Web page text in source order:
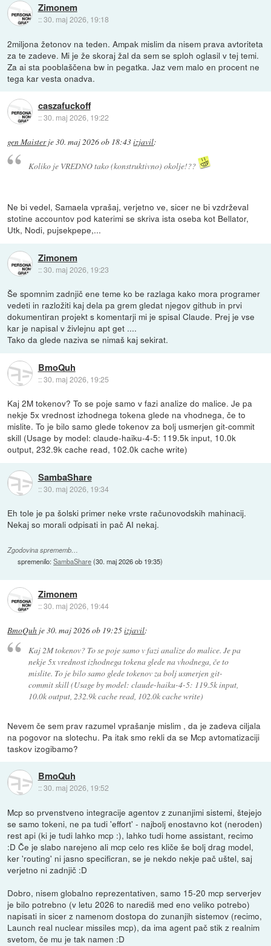
Zimonem
::30. maj 2026, 19:18
2miljona žetonov na teden. Ampak mislim da nisem prava avtoriteta
za te zadeve. Mi je že skoraj žal da sem se sploh oglasil v tej temi.
Za ai sta pooblaščena bw in pegatka. Jaz vem malo en procent ne
tega kar vesta onadva.
caszafuckoff
::30. maj 2026, 19:22
gen Maisterje30. maj 2026 ob 18:43izjavil:
Koliko je VREDNO tako (konstruktivno) okolje!??
Ne bi vedel, Samaela vprašaj, verjetno ve, sicer ne bi vzdrževal
stotine accountov pod katerimi se skriva ista oseba kot Bellator,
Utk, Nodi, pujsekpepe,...
Zimonem
::30. maj 2026, 19:23
Še spomnim zadnjič ene teme ko be razlaga kako mora programer
vedeti in razložiti kaj dela pa grem gledat njegov github in prvi
dokumentiran projekt s komentarji mi je spisal Claude. Prej je vse
kar je napisal v živlejnu apt get ....
Tako da glede naziva se nimaš kaj sekirat.
BmoQuh
::30. maj 2026, 19:25
Kaj 2M tokenov? To se poje samo v fazi analize do malice. Je pa
nekje 5x vrednost izhodnega tokena glede na vhodnega, če to
mislite. To je bilo samo glede tokenov za bolj usmerjen git-commit
skill (Usage by model: claude-haiku-4-5: 119.5k input, 10.0k
output, 232.9k cache read, 102.0k cache write)
SambaShare
::30. maj 2026, 19:34
Eh tole je pa šolski primer neke vrste računovodskih mahinacij.
Nekaj so morali odpisati in pač AI nekaj.
Zgodovina sprememb…
spremenilo:SambaShare(30. maj 2026 ob 19:35)
Zimonem
::30. maj 2026, 19:44
BmoQuh je30. maj 2026 ob 19:25izjavil:
Kaj 2M tokenov? To se poje samo v fazi analize do malice. Je pa
nekje 5x vrednost izhodnega tokena glede na vhodnega, če to
mislite. To je bilo samo glede tokenov za bolj usmerjen git-
commit skill (Usage by model: claude-haiku-4-5: 119.5k input,
10.0k output, 232.9k cache read, 102.0k cache write)
Nevem če sem prav razumel vprašanje mislim , da je zadeva ciljala
na pogovor na slotechu. Pa itak smo rekli da se Mcp avtomatizaciji
taskov izogibamo?
BmoQuh
::30. maj 2026, 19:52
Mcp so prvenstveno integracije agentov z zunanjimi sistemi, štejejo
se samo tokeni, ne pa tudi 'effort' - najbolj enostavno kot (neroden)
rest api (ki je tudi lahko mcp :), lahko tudi home assistant, recimo
:D Če je slabo narejeno ali mcp celo res kliče še bolj drag model,
ker 'routing' ni jasno specificran, se je nekdo nekje pač uštel, saj
verjetno ni zadnjič :D
Dobro, nisem globalno reprezentativen, samo 15-20 mcp serverjev
je bilo potrebno (v letu 2026 to narediš med eno veliko potrebo)
napisati in sicer z namenom dostopa do zunanjih sistemov (recimo,
Launch real nuclear missiles mcp), da ima agent pač stik z realnim
svetom, če mu je tak namen :D